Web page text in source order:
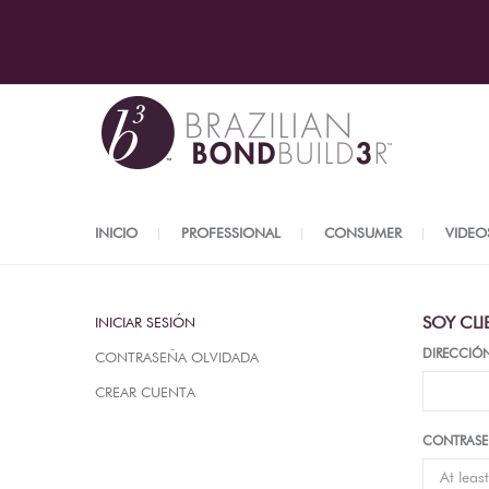
INICIO PROFESSIONAL CONSUMER
INICIAR SESIÓN
CONTRASEÑA OLVIDADA
CREAR CUENTA
SOY